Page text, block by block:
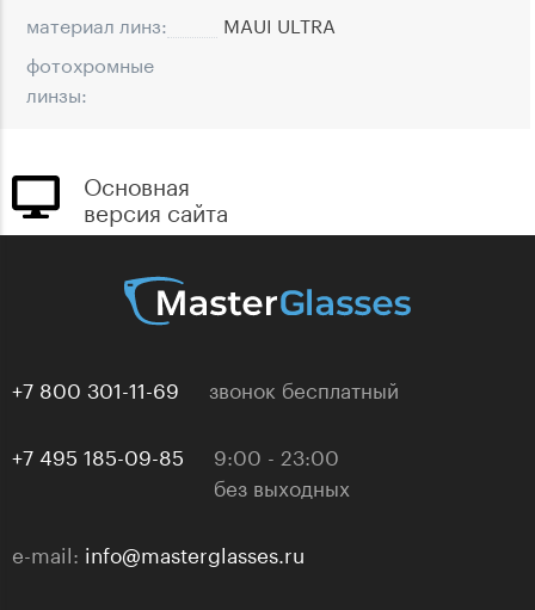
материал линз:
MAUI ULTRA
фотохромные
линзы:
Основная
версия сайта
+7 800 301-11-69 звонок бесплатный
+7 495 185-09-85
9:00 - 23:00
без выходных
e-mail: info@masterglasses.ru